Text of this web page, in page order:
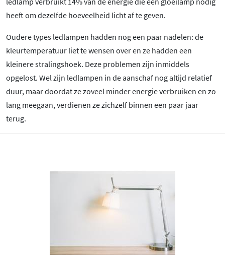
heeft om dezelfde hoeveelheid licht af te geven.
Oudere types ledlampen hadden nog een paar nadelen: de
kleurtemperatuur liet te wensen over en ze hadden een
kleinere stralingshoek. Deze problemen zijn inmiddels
opgelost. Wel zijn ledlampen in de aanschaf nog altijd relatief
duur, maar doordat ze zoveel minder energie verbruiken en zo
lang meegaan, verdienen ze zichzelf binnen een paar jaar
terug.